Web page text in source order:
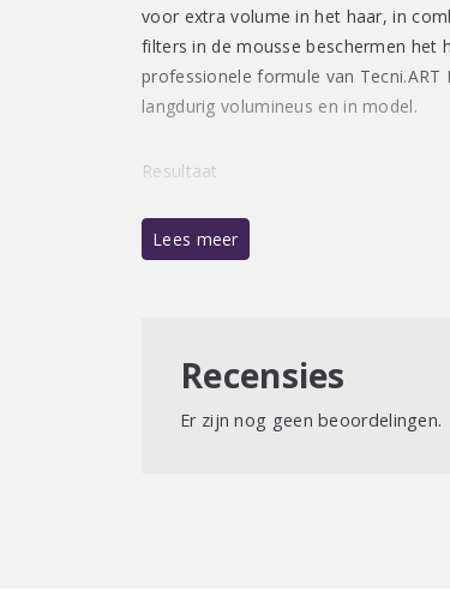
voor extra volume in het haar, in
filters in de mousse beschermen het
professionele formule van
langdurig volumineus en in model.
Resultaat
luchtig aan en is niet verzwaard, met
residu achter.
Lees meer
Recensies
Er zijn nog geen beoordelingen.